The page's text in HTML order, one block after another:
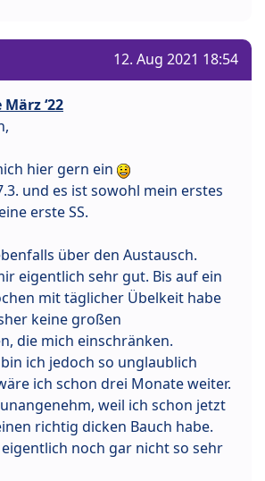
12. Aug 2021 18:54
‘22
hier gern ein
und es ist sowohl mein erstes
erste SS.
über den Austausch.
eigentlich sehr gut. Bis auf ein
mit täglicher Übelkeit habe
keine großen
die mich einschränken.
ich jedoch so unglaublich
ich schon drei Monate weiter.
weil ich schon jetzt
richtig dicken Bauch habe.
noch gar nicht so sehr